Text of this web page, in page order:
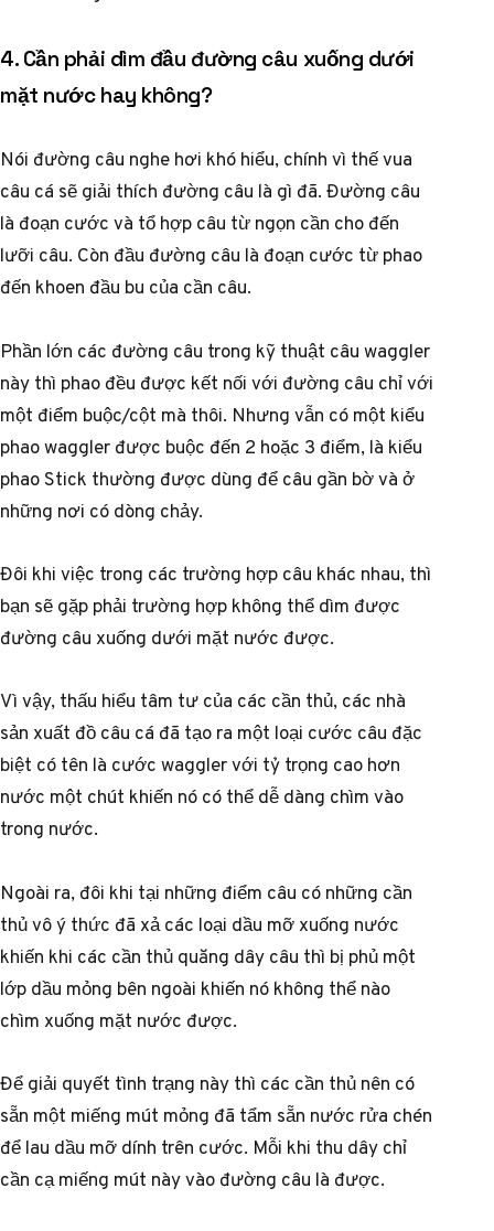
4. Cần phải dìm đầu đường câu xuống dưới
mặt nước hay không?
Nói đường câu nghe hơi khó hiểu, chính vì thế vua
câu cá sẽ giải thích đường câu là gì đã. Đường câu
là đoạn cước và tổ hợp câu từ ngọn cần cho đến
lưỡi câu. Còn đầu đường câu là đoạn cước từ phao
đến khoen đầu bu của cần câu.
Phần lớn các đường câu trong kỹ thuật câu waggler
này thì phao đều được kết nối với đường câu chỉ với
một điểm buộc/cột mà thôi. Nhưng vẫn có một kiểu
phao waggler được buộc đến 2 hoặc 3 điểm, là kiểu
phao Stick thường được dùng để câu gần bờ và ở
những nơi có dòng chảy.
Đôi khi việc trong các trường hợp câu khác nhau, thì
bạn sẽ gặp phải trường hợp không thể dìm được
đường câu xuống dưới mặt nước được.
Vì vậy, thấu hiểu tâm tư của các cần thủ, các nhà
sản xuất đồ câu cá đã tạo ra một loại cước câu đặc
biệt có tên là cước waggler với tỷ trọng cao hơn
nước một chút khiến nó có thể dễ dàng chìm vào
trong nước.
Ngoài ra, đôi khi tại những điểm câu có những cần
thủ vô ý thức đã xả các loại dầu mỡ xuống nước
khiến khi các cần thủ quăng dây câu thì bị phủ một
lớp dầu mỏng bên ngoài khiến nó không thể nào
chìm xuống mặt nước được.
Để giải quyết tình trạng này thì các cần thủ nên có
sẵn một miếng mút mỏng đã tẩm sẵn nước rửa chén
để lau dầu mỡ dính trên cước. Mỗi khi thu dây chỉ
cần cạ miếng mút này vào đường câu là được.